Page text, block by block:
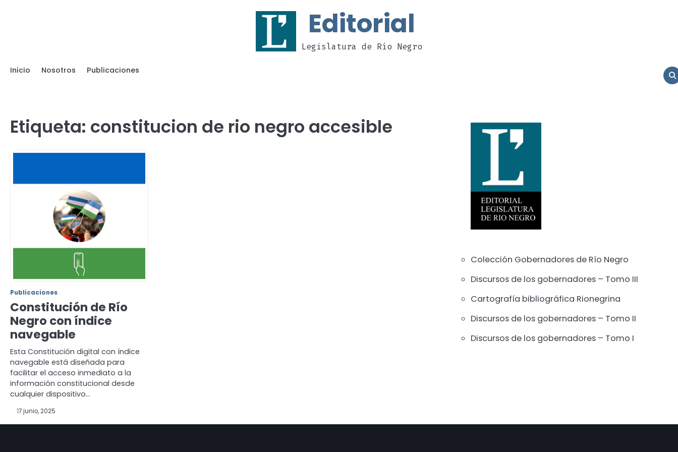
Editorial
Legislatura de Río Negro
Inicio Nosotros Publicaciones
Etiqueta: constitucion de rio negro accesible
Publicaciones
Constitución de Río
Negro con índice
navegable
Esta Constitución digital con índice
navegable está diseñada para
facilitar el acceso inmediato a la
información constitucional desde
cualquier dispositivo…
17 junio, 2025
Colección Gobernadores de Río Negro
Discursos de los gobernadores – Tomo III
Cartografía bibliográfica Rionegrina
Discursos de los gobernadores – Tomo II
Discursos de los gobernadores – Tomo I